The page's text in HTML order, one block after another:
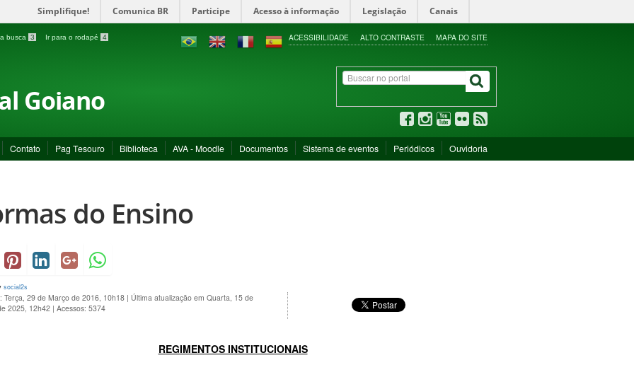
Simplifique! Comunica BR Participe Acesso à informação Legislação Canais
busca 3 Ir para o rodapé 4 ACESSIBILIDADE ALTO CONTRASTE MAPA DO SITE
Goiano
Contato Pag Tesouro Biblioteca AVA - Moodle Documentos Sistema de eventos Periódicos Ouvidoria
do Ensino
social2s
Terça, 29 de Março de 2016, 10h18 | Última atualização em Quarta, 15 de
2025, 12h42 | Acessos: 5374
REGIMENTOS INSTITUCIONAIS